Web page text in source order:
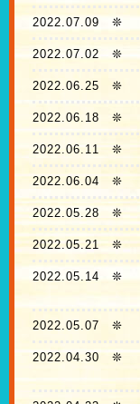
2022.07.09 ❊
2022.07.02 ❊
2022.06.25 ❊
2022.06.18 ❊
2022.06.11 ❊
2022.06.04 ❊
2022.05.28 ❊
2022.05.21 ❊
2022.05.14 ❊
2022.05.07 ❊
2022.04.30 ❊